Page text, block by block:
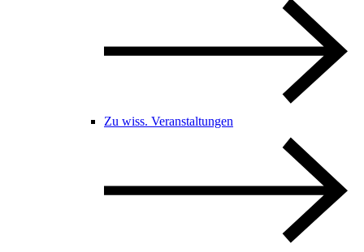
Zu wiss. Veranstaltungen